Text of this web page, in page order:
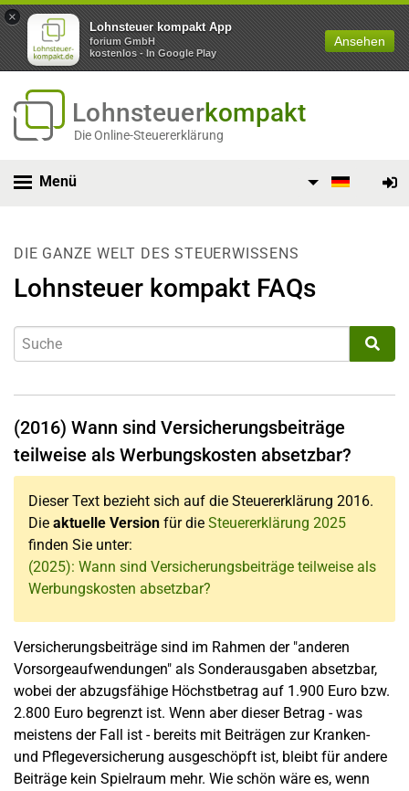
×
Lohnsteuer kompakt App
forium GmbH
kostenlos - In Google Play
Ansehen
Lohnsteuerkompakt
Die Online-Steuererklärung
Menü
DIE GANZE WELT DES STEUERWISSENS
Lohnsteuer kompakt FAQs
(2016) Wann sind Versicherungsbeiträge
teilweise als Werbungskosten absetzbar?
Dieser Text bezieht sich auf die Steuererklärung 2016.
Die aktuelle Version für die Steuererklärung 2025
finden Sie unter:
(2025): Wann sind Versicherungsbeiträge teilweise als
Werbungskosten absetzbar?
Versicherungsbeiträge sind im Rahmen der "anderen
Vorsorgeaufwendungen" als Sonderausgaben absetzbar,
wobei der abzugsfähige Höchstbetrag auf 1.900 Euro bzw.
2.800 Euro begrenzt ist. Wenn aber dieser Betrag - was
meistens der Fall ist - bereits mit Beiträgen zur Kranken-
und Pflegeversicherung ausgeschöpft ist, bleibt für andere
Beiträge kein Spielraum mehr. Wie schön wäre es, wenn